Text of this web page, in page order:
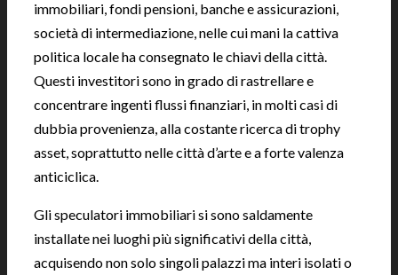
immobiliari, fondi pensioni, banche e assicurazioni,
società di intermediazione, nelle cui mani la cattiva
politica locale ha consegnato le chiavi della città.
Questi investitori sono in grado di rastrellare e
concentrare ingenti flussi finanziari, in molti casi di
dubbia provenienza, alla costante ricerca di trophy
asset, soprattutto nelle città d’arte e a forte valenza
anticiclica.
Gli speculatori immobiliari si sono saldamente
installate nei luoghi più significativi della città,
acquisendo non solo singoli palazzi ma interi isolati o